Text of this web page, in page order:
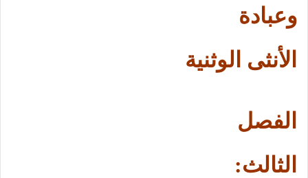
وعبادة
الأنثى الوثنية
الفصل
الثالث: